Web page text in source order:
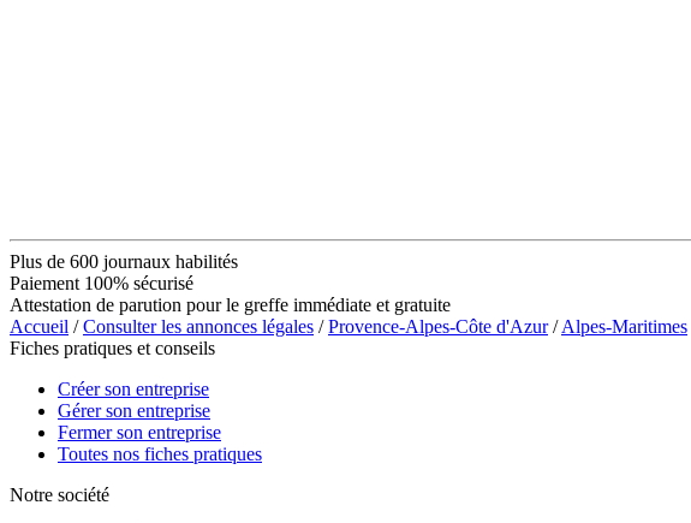
Plus de 600 journaux habilités
Paiement 100% sécurisé
Attestation de parution pour le greffe immédiate et gratuite
Accueil /Consulter les annonces légales /Provence-Alpes-Côte d'Azur/Alpes-Maritimes
Fiches pratiques et conseils
Créer son entreprise
Gérer son entreprise
Fermer son entreprise
Toutes nos fiches pratiques
Notre société